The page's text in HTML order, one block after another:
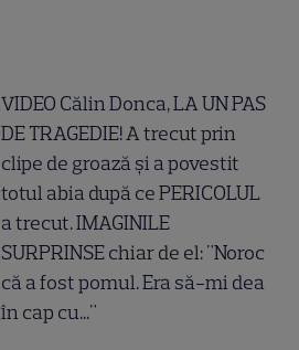
VIDEO Călin Donca, LA UN PAS
DE TRAGEDIE! A trecut prin
clipe de groază și a povestit
totul abia după ce PERICOLUL
a trecut. IMAGINILE
SURPRINSE chiar de el: "Noroc
că a fost pomul. Era să-mi dea
în cap cu..."